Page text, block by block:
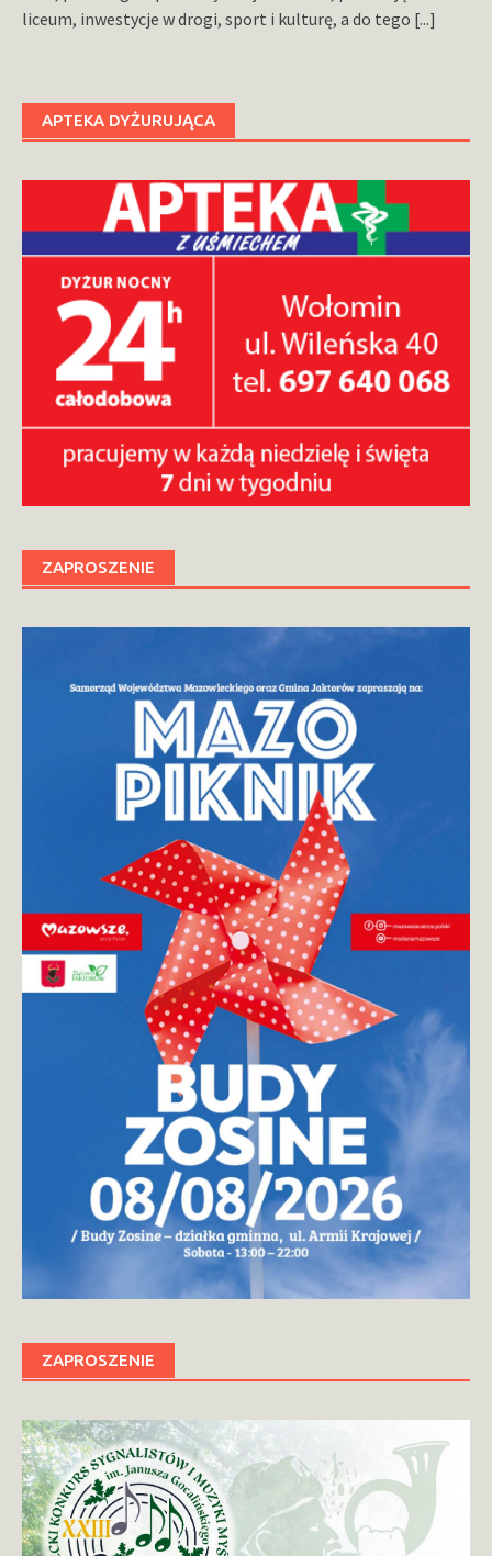
liceum, inwestycje w drogi, sport i kulturę, a do tego [...]
APTEKA DYŻURUJĄCA
ZAPROSZENIE
ZAPROSZENIE